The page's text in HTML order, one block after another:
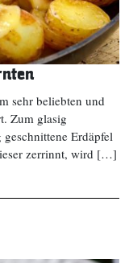
sehr beliebten und
Zum glasig
Erdäpfel
zerrinnt, wird […]